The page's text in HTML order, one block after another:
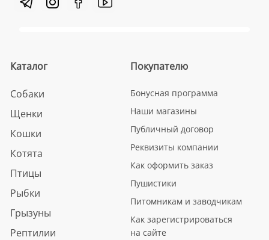
Каталог
Собаки
Щенки
Кошки
Котята
Птицы
Рыбки
Грызуны
Рептилии
Покупателю
Бонусная программа
Наши магазины
Публичный договор
Реквизиты компании
Как оформить заказ
Пушистики
Питомникам и заводчикам
Как зарегистрироваться
на сайте